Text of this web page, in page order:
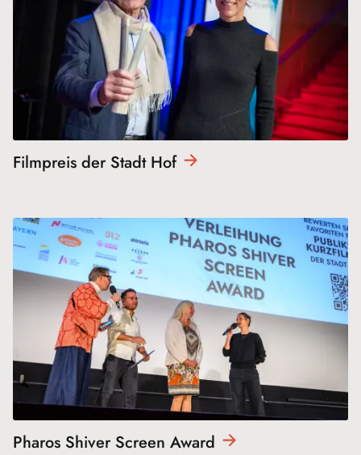
Filmpreis der Stadt Hof
Pharos Shiver Screen Award